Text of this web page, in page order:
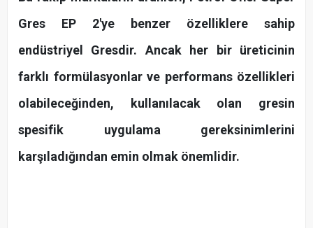
Gres EP 2'ye benzer özelliklere sahip
endüstriyel Gresdir. Ancak her bir üreticinin
farklı formülasyonlar ve performans özellikleri
olabileceğinden, kullanılacak olan gresin
spesifik uygulama gereksinimlerini
karşıladığından emin olmak önemlidir.